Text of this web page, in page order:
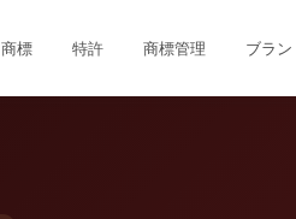
商標 特許 商標管理 ブラ